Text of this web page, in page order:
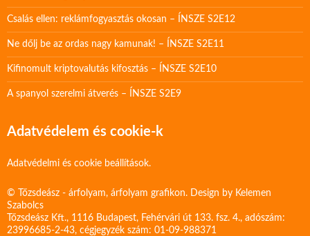
Csalás ellen: reklámfogyasztás okosan – ÍNSZE S2E12
Ne dőlj be az ordas nagy kamunak! – ÍNSZE S2E11
Kifinomult kriptovalutás kifosztás – ÍNSZE S2E10
A spanyol szerelmi átverés – ÍNSZE S2E9
Adatvédelem és cookie-k
Adatvédelmi és cookie beállítások.
© Tőzsdeász - árfolyam, árfolyam grafikon. Design by Kelemen
Szabolcs
Tőzsdeász Kft., 1116 Budapest, Fehérvári út 133. fsz. 4., adószám:
23996685-2-43, cégjegyzék szám: 01-09-988371